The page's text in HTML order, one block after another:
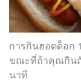
การกินฮอตด็อก
ขณะที่ถ้าคุณกินถั่
นาที